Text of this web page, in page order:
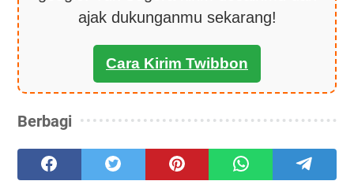
ajak dukunganmu sekarang!
Cara Kirim Twibbon
Berbagi